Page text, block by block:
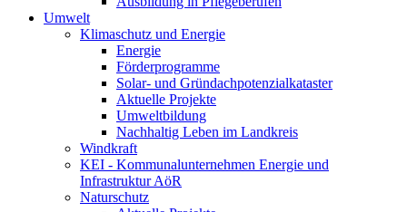
Umwelt
Klimaschutz und Energie
Energie
Förderprogramme
Solar- und Gründachpotenzialkataster
Aktuelle Projekte
Umweltbildung
Nachhaltig Leben im Landkreis
Windkraft
KEI - Kommunalunternehmen Energie und
Infrastruktur AöR
Naturschutz